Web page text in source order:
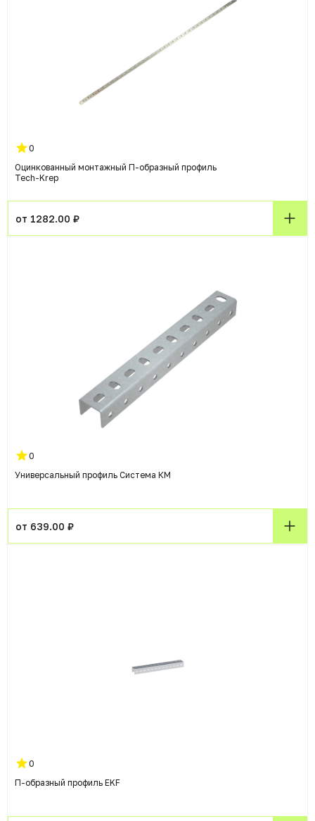
0
Оцинкованный монтажный П-образный профиль
Tech-Krep
от 1282.00 ₽
0
Универсальный профиль Система КМ
от 639.00 ₽
0
П-образный профиль EKF